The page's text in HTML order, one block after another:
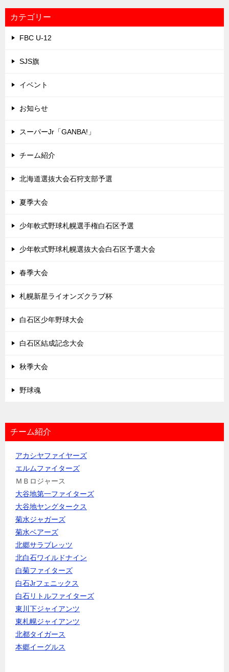
カテゴリー
FBC U-12
SJS旗
イベント
お知らせ
スーパーJr「GANBA!」
チーム紹介
北海道選抜大会石狩支部予選
夏季大会
少年軟式野球札幌選手権白石区予選
少年軟式野球札幌選抜大会白石区予選大会
春季大会
札幌新星ライオンズクラブ杯
白石区少年野球大会
白石区結成記念大会
秋季大会
野球魂
チーム紹介
アカシヤファイヤーズ
エルムファイターズ
ＭＢロジャース
大谷地第一ファイターズ
大谷地ヤングタークス
菊水ジャガーズ
菊水ベアーズ
北郷サラブレッツ
北白石ワイルドナイン
白菊ファイターズ
白石Jrフェニックス
白石リトルファイターズ
東川下ジャイアンツ
東札幌ジャイアンツ
北都タイガース
本郷イーグルス